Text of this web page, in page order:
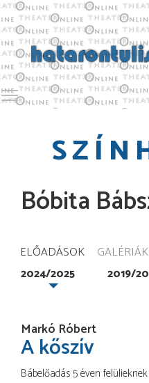
Toggle main menu
Bóbita
ELŐADÁSOK GALÉRIÁK
2024/2025 2019/
Markó Róbert
A kőszív
Bábelőadás 5 éven felülieknek